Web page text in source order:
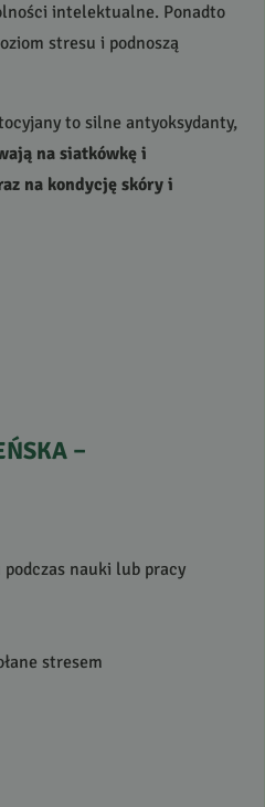
intelektualne. Ponadto
stresu i podnoszą
to silne antyoksydanty,
na siatkówkę i
na kondycję skóry i
–
nauki lub pracy
stresem